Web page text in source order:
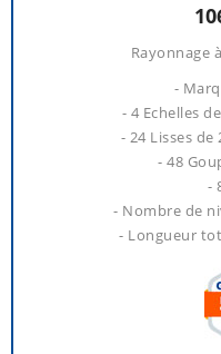
Rayonnage
-
- 4 Echelles
- 24 Lisses
- 48
-
- Nombre de
- Longueur